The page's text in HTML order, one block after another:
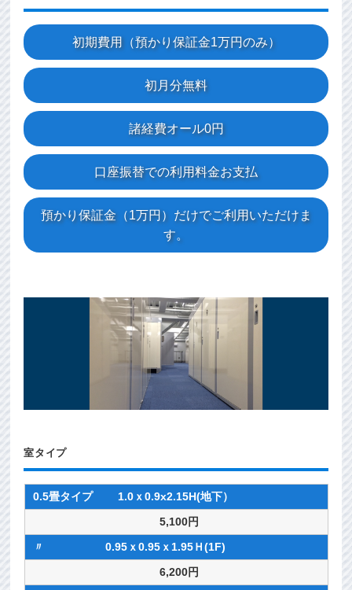
初期費用（預かり保証金1万円のみ）
初月分無料
諸経費オール0円
口座振替での利用料金お支払
預かり保証金（1万円）だけでご利用いただけま
す。
室タイプ
0.5畳タイプ 1.0ｘ0.9x2.15H(地下）
5,100円
〃 0.95ｘ0.95ｘ1.95Ｈ(1F)
6,200円